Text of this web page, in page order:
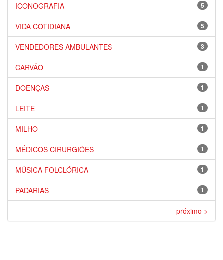
5
ICONOGRAFIA
5
VIDA COTIDIANA
3
VENDEDORES AMBULANTES
1
CARVÃO
1
DOENÇAS
1
LEITE
1
MILHO
1
MÉDICOS CIRURGIÕES
1
MÚSICA FOLCLÓRICA
1
PADARIAS
próximo >